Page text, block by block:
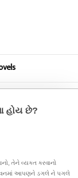
હોય છે?
તેને વ્યક્ત કરવાનો
આપણને ડગલે ને પગલે